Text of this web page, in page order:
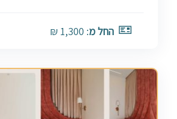
החל מ: 1,300 ₪